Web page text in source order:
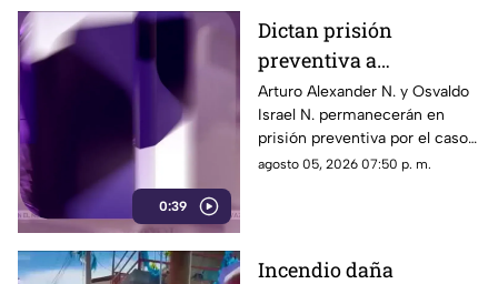
0:39
Dictan prisión
preventiva a
implicados en caso de
Vaquita
Arturo Alexander N. y Osvaldo
Israel N. permanecerán en
prisión preventiva por el caso
de Vaquita, mientras continúa
agosto 05, 2026 07:50 p. m.
Incendio daña